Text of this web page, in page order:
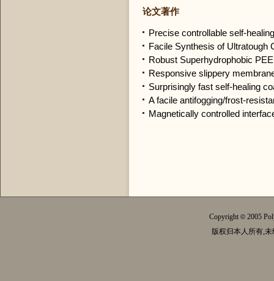
论文著作
Precise controllable self-
Facile Synthesis of Ultratough
Robust Superhydrophobic
Responsive slippery
Surprisingly fast self-healing
A facile antifogging/frost-
Magnetically controlled
Copyright© 2005
版权归本人所有,